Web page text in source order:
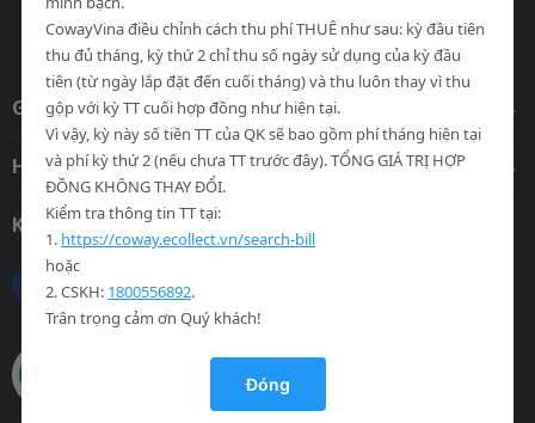
Trang chính thức của Coway tại Việt Nam.
Giới thiệu
Hỗ trợ khách hàng
Kết nối với chúng tôi
CowayVina điều chỉnh cách thu phí THUÊ như sau: kỳ đầu tiên
thu đủ tháng, kỳ thứ 2 chỉ thu số ngày sử dụng của kỳ đầu
tiên (từ ngày lắp đặt đến cuối tháng) và thu luôn thay vì thu
gộp với kỳ TT cuối hợp đồng như hiện tại.
Vì vậy, kỳ này số tiền TT của QK sẽ bao gồm phí tháng hiện tại
và phí kỳ thứ 2 (nếu chưa TT trước đây). TỔNG GIÁ TRỊ HỢP
ĐỒNG KHÔNG THAY ĐỔI.
Kiểm tra thông tin TT tại:
1. https://coway.ecollect.vn/search-bill
hoặc
2. CSKH: 1800556892.
Trân trọng cảm ơn Quý khách!
Đóng